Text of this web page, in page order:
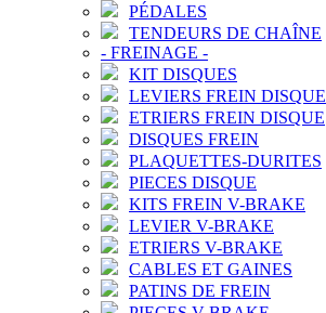
PÉDALES
TENDEURS DE CHAÎNE
- FREINAGE -
KIT DISQUES
LEVIERS FREIN DISQUE
ETRIERS FREIN DISQUE
DISQUES FREIN
PLAQUETTES-DURITES
PIECES DISQUE
KITS FREIN V-BRAKE
LEVIER V-BRAKE
ETRIERS V-BRAKE
CABLES ET GAINES
PATINS DE FREIN